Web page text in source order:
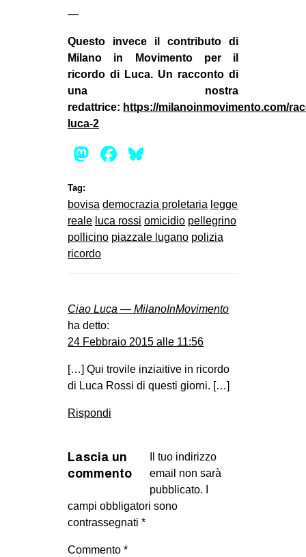
—
Questo invece il contributo di
Milano in Movimento per il
ricordo di Luca. Un racconto di
una nostra
redattrice: https://milanoinmovimento.com/
luca-2
Mastodon
Facebook
Tag:
bovisa democrazia proletaria legge
reale luca rossi omicidio pellegrino
pollicino piazzale lugano polizia
ricordo
Ciao Luca — MilanoInMovimento
ha detto:
24 Febbraio 2015 alle 11:56
[…] Qui trovile inziaitive in ricordo
di Luca Rossi di questi giorni. […]
Rispondi
Lascia un
commento
Il tuo indirizzo
email non sarà
pubblicato.
campi obbligatori sono
contrassegnati *
Commento *